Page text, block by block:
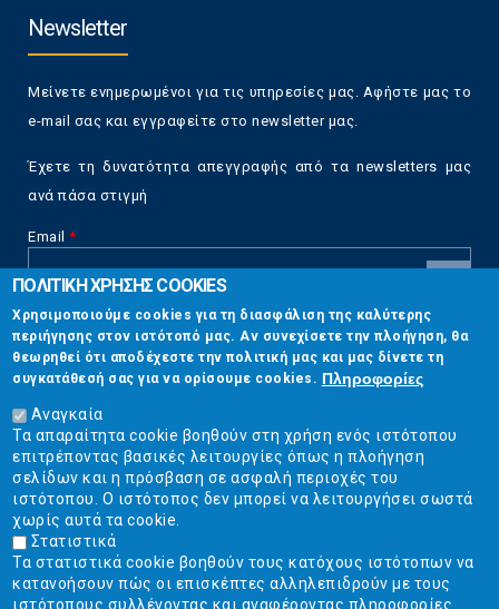
Newsletter
Μείνετε ενημερωμένοι για τις υπηρεσίες μας. Αφήστε μας το
e-mail σας και εγγραφείτε στο newsletter μας.
Έχετε τη δυνατότητα απεγγραφής από τα newsletters μας
ανά πάσα στιγμή
Email *
CAPTCHA
This
question is
for testing
whether or
not you are a
human visitor
and to
prevent
automated
spam
submissions.
5+2
Επικοινωνία
Στουρνάρη 17, Αθήνα 10683
2103304444
info@ekpizo.gr
www.ekpizo.gr
Δευ - Πεμ:10:00 πμ - 2:00 μμ
Σάβ - Κυρ: Κλειστά
ΠΟΛΙΤΙΚΗ ΧΡΗΣΗΣ COOKIES
Χρησιμοποιούμε cookies για τη διασφάλιση της καλύτερης
περιήγησης στον ιστότοπό μας. Αν συνεχίσετε την πλοήγηση, θα
θεωρηθεί ότι αποδέχεστε την πολιτική μας και μας δίνετε τη
συγκατάθεσή σας για να ορίσουμε cookies. Πληροφορίες
Αναγκαία
Τα απαραίτητα cookie βοηθούν στη χρήση ενός ιστότοπου
επιτρέποντας βασικές λειτουργίες όπως η πλοήγηση
σελίδων και η πρόσβαση σε ασφαλή περιοχές του
ιστότοπου. Ο ιστότοπος δεν μπορεί να λειτουργήσει σωστά
χωρίς αυτά τα cookie.
Στατιστικά
Τα στατιστικά cookie βοηθούν τους κατόχους ιστότοπων να
κατανοήσουν πώς οι επισκέπτες αλληλεπιδρούν με τους
ιστότοπους συλλέγοντας και αναφέροντας πληροφορίες